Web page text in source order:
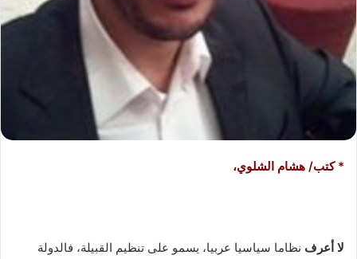
* كتب/ هشام الشلوي،
لا أعرف نظاما سياسيا عربيا، يسمو على تنظيم القبيلة، فالدولة